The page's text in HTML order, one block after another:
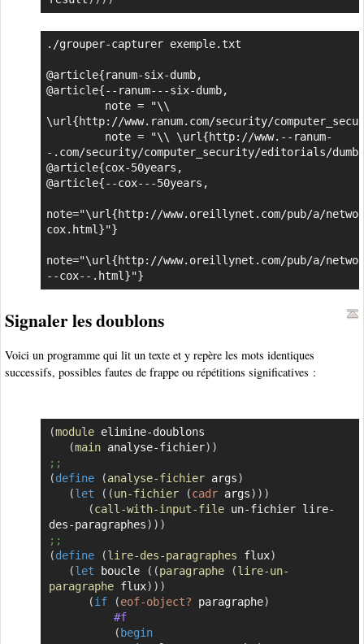
./grouper-capturer exemple.txt
@article{ranum-six-dumb,
@article{--ranum---six-dumb,
\url{http://www.ranum.com/security/
-.com/security/computer_security/editorials/
@article{cox-50years,
@article{--cox---50years,
note="\url{http://www.oreillynet.com/pub/a/
cox.html}"}
note="\url{http://www.oreillynet.com/pub/a/
--cox--.html}"}
Signaler les doublons
Voici un programme qui lit un texte et y repère les mots identiques
successifs, possibles fautes de frappe ou répétitions significatives :
(module elimine-doublons
(main analyse-fichier) )
;;
(define (analyse-fichier args)
(let ( (un-fichier (cadr args) ) )
(call-with-input-file un-fichier lire-
des-paragraphes) ) )
;;
(define (lire-des-paragraphes flux)
(let boucle ( (paragraphe (lire-un-
paragraphe flux) ) )
(if (eof-object? paragraphe)
#f
( begin